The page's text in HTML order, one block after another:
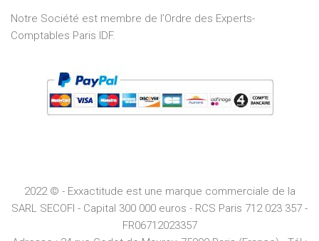
Notre Société est membre de l’Ordre des Experts-
Comptables Paris IDF.
2022 © - Exxactitude est une marque commerciale de la
SARL SECOFI - Capital 300 000 euros - RCS Paris 712 023 357 -
FR06712023357